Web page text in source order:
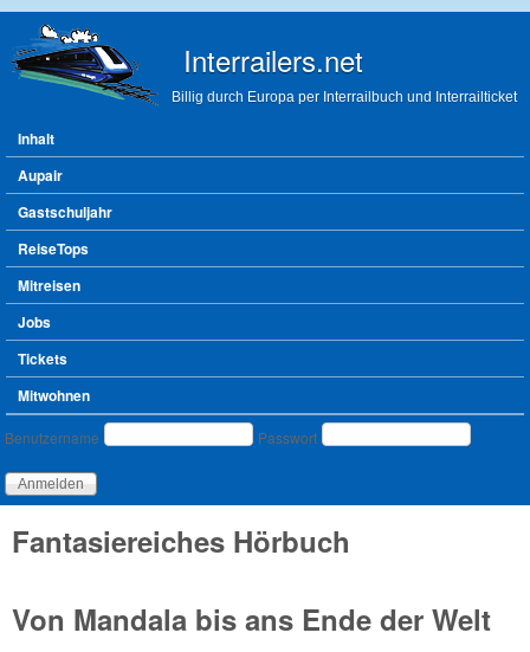
Interrailers.net
Billig durch Europa per Interrailbuch und Interrailticket
Hauptmenü
Inhalt
Aupair
Gastschuljahr
ReiseTops
Mitreisen
Jobs
Tickets
Mitwohnen
Benutzeranmeldung
Benutzername Passwort
Fantasiereiches Hörbuch
Von Mandala bis ans Ende der Welt